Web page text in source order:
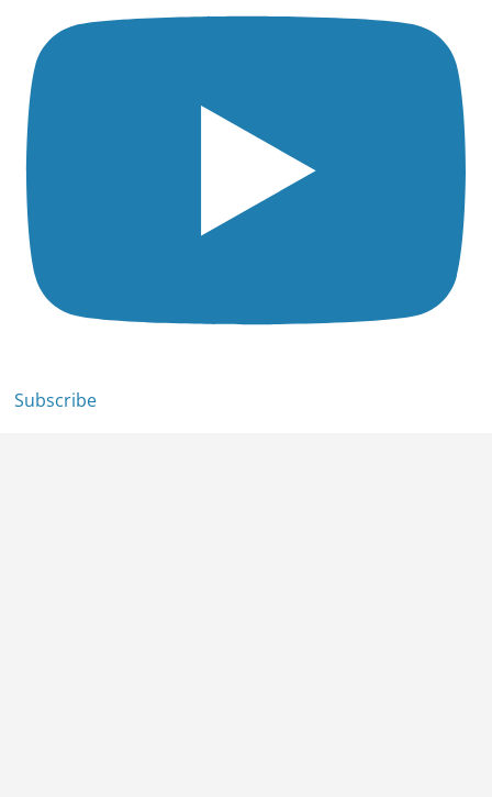
Subscribe